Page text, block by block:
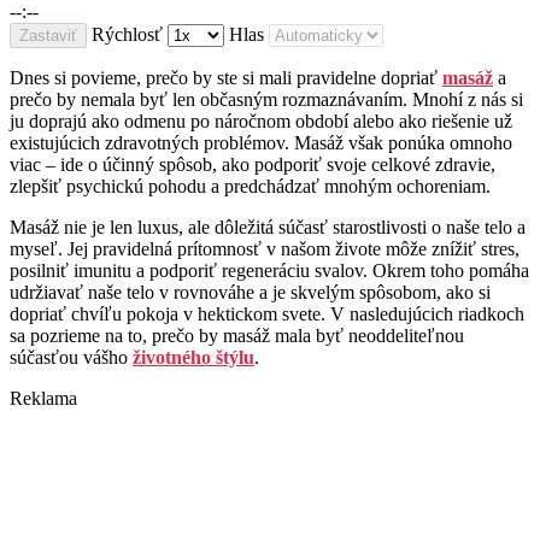
--:--
Zastaviť Rýchlosť Hlas
Dnes si povieme, prečo by ste si mali pravidelne dopriať masáž a
prečo by nemala byť len občasným rozmaznávaním. Mnohí z nás si
ju doprajú ako odmenu po náročnom období alebo ako riešenie už
existujúcich zdravotných problémov. Masáž však ponúka omnoho
viac – ide o účinný spôsob, ako podporiť svoje celkové zdravie,
zlepšiť psychickú pohodu a predchádzať mnohým ochoreniam.
Masáž nie je len luxus, ale dôležitá súčasť starostlivosti o naše telo a
myseľ. Jej pravidelná prítomnosť v našom živote môže znížiť stres,
posilniť imunitu a podporiť regeneráciu svalov. Okrem toho pomáha
udržiavať naše telo v rovnováhe a je skvelým spôsobom, ako si
dopriať chvíľu pokoja v hektickom svete. V nasledujúcich riadkoch
sa pozrieme na to, prečo by masáž mala byť neoddeliteľnou
súčasťou vášho životného štýlu.
Reklama